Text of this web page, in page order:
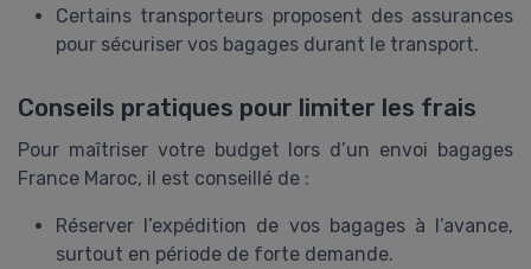
Certains transporteurs proposent des assurances
pour sécuriser vos bagages durant le transport.
Conseils pratiques pour limiter les frais
Pour maîtriser votre budget lors d’un envoi bagages
France Maroc, il est conseillé de :
Réserver l’expédition de vos bagages à l’avance,
surtout en période de forte demande.